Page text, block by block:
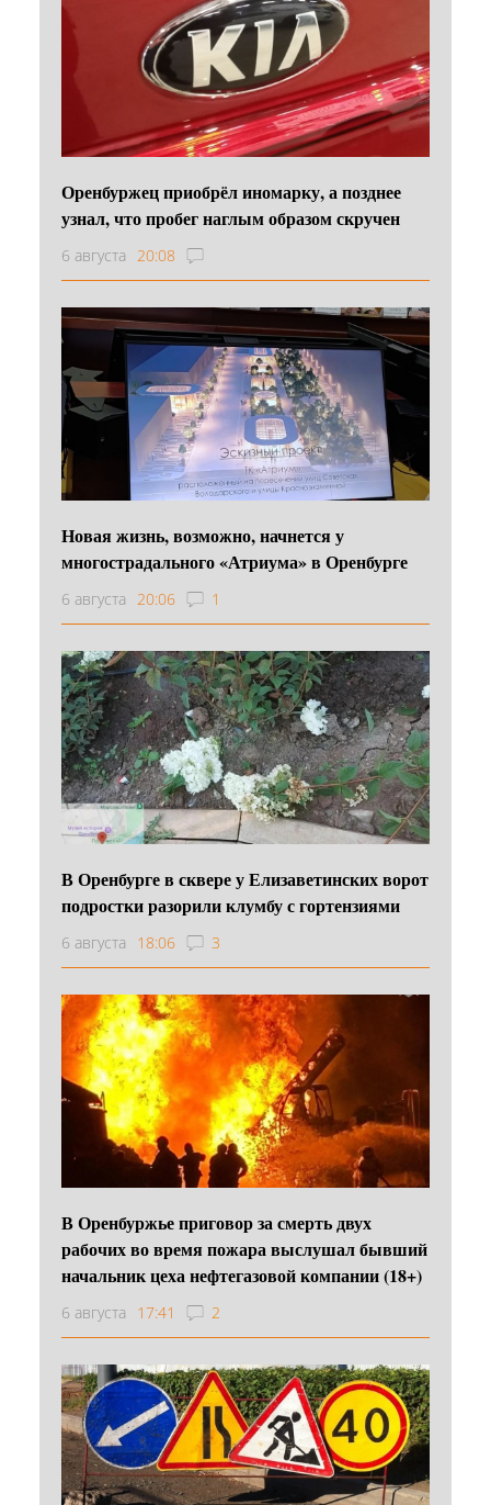
Оренбуржец приобрёл иномарку, а позднее
узнал, что пробег наглым образом скручен
6 августа 20:08
Новая жизнь, возможно, начнется у
многострадального «Атриума» в Оренбурге
6 августа 20:06 1
В Оренбурге в сквере у Елизаветинских ворот
подростки разорили клумбу с гортензиями
6 августа 18:06 3
В Оренбуржье приговор за смерть двух
рабочих во время пожара выслушал бывший
начальник цеха нефтегазовой компании (18+)
6 августа 17:41 2